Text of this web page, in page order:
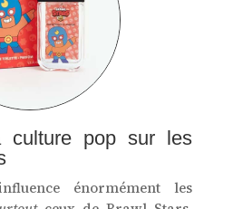
culture pop sur les
énormément les